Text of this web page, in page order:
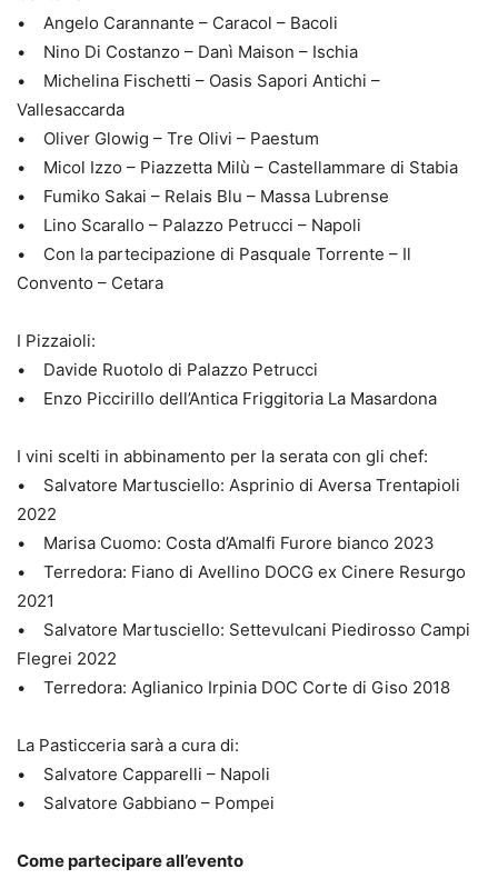
• Angelo Carannante – Caracol – Bacoli
• Nino Di Costanzo – Danì Maison – Ischia
• Michelina Fischetti – Oasis Sapori Antichi –
Vallesaccarda
• Oliver Glowig – Tre Olivi – Paestum
• Micol Izzo – Piazzetta Milù – Castellammare di Stabia
• Fumiko Sakai – Relais Blu – Massa Lubrense
• Lino Scarallo – Palazzo Petrucci – Napoli
• Con la partecipazione di Pasquale Torrente – Il
Convento – Cetara
I Pizzaioli:
• Davide Ruotolo di Palazzo Petrucci
• Enzo Piccirillo dell’Antica Friggitoria La Masardona
I vini scelti in abbinamento per la serata con gli chef:
• Salvatore Martusciello: Asprinio di Aversa Trentapioli
2022
• Marisa Cuomo: Costa d’Amalfi Furore bianco 2023
• Terredora: Fiano di Avellino DOCG ex Cinere Resurgo
2021
• Salvatore Martusciello: Settevulcani Piedirosso Campi
Flegrei 2022
• Terredora: Aglianico Irpinia DOC Corte di Giso 2018
La Pasticceria sarà a cura di:
• Salvatore Capparelli – Napoli
• Salvatore Gabbiano – Pompei
Come partecipare all’evento